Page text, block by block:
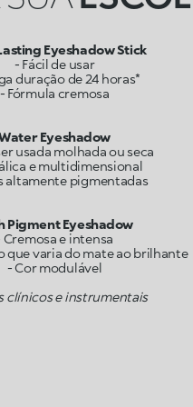
Eyeshadow Stick
- Fácil de usar
duração de 24 horas*
- Fórmula cremosa
Eyeshadow
usada molhada ou seca
e multidimensional
altamente pigmentadas
Pigment Eyeshadow
Cremosa e intensa
que varia do mate ao brilhante
clínicos e instrumentais